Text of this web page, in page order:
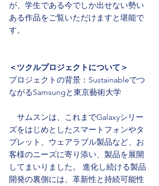
が、学生である今でしか出せない勢い
ある作品をご覧いただけますと堪能で
す。
＜ツクルプロジェクトについて＞
プロジェクトの背景：Sustainableでつ
ながるSamsungと東京藝術大学
サムスンは、これまでGalaxyシリー
ズをはじめとしたスマートフォンやタ
ブレット、ウェアラブル製品など、お
客様のニーズに寄り添い、製品を展開
してまいりました。 進化し続ける製品
開発の裏側には、革新性と持続可能性